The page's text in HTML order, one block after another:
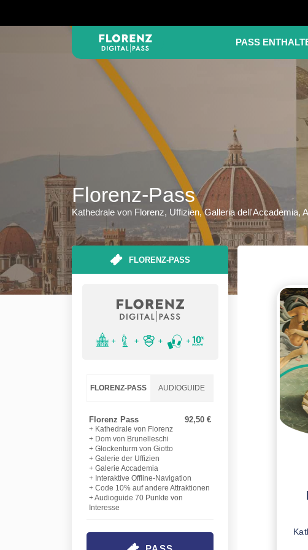
PASS
Florenz-Pass
Kathedrale von Florenz, Uffizien, Galleria dell'Accademia,
FLORENZ-PASS
FLORENZ-PASS AUDIOGUIDE
Florenz Pass 92,50 €
+ Kathedrale von Florenz
+ Dom von Brunelleschi
+ Glockenturm von Giotto
+ Galerie der Uffizien
+ Galerie Accademia
+ Interaktive Offline-Navigation
+ Code 10% auf andere Attraktionen
+ Audioguide 70 Punkte von
Interesse